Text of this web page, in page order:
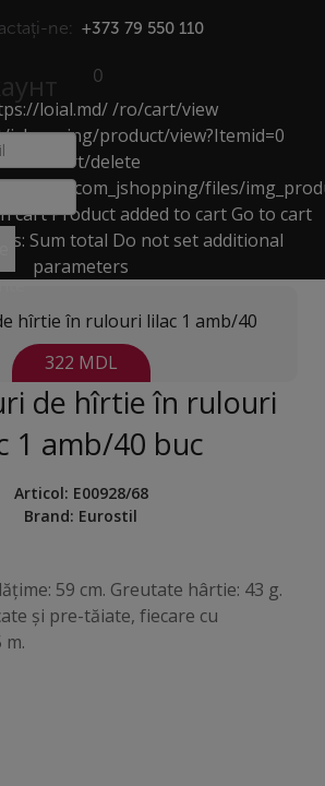
ne: +373 79 550 110
0
loial.md/ /ro/cart/view
product/view?Itemid=0
/ro/cart/delete
com_jshopping/files/
cartProduct added to cart Go to cart
Sum total Do not set additional
parameters
ALTELE
Acasă > Catalog >
saloanele de frumusețe > altele
în rulouri lilac 1 amb/40 buc
322 MDL
de hîrtie în rulouri
1 amb/40 buc
Articol: E00928/68
Brand: Eurostil
59 cm. Greutate hârtie: 43 g.
și pre-tăiate, fiecare cu
m.